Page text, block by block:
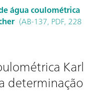
água coulométrica
(AB-137, PDF, 228
Karl
determinação